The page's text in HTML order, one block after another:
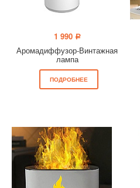
1 990 a
Аромадиффузор-Винтажная
лампа
ПОДРОБНЕЕ